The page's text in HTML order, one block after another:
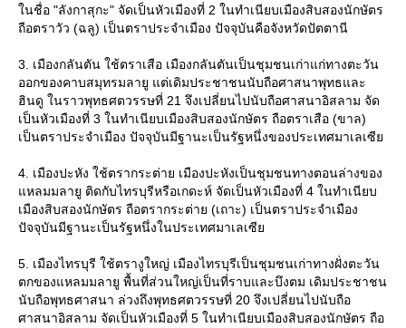
นชื่อ "ลังกาสุกะ" จัดเป็นหัวเมืองที่ 2 ในทำเนียบเมืองสิบสองนักษัตร
ถือตราวัว (ฉลู) เป็นตราประจำเมือง ปัจจุบันคือจังหวัดปัตตานี
3. เมืองกลันตัน ใช้ตราเสือ เมืองกลันตันเป็นชุมชนเก่าแก่ทางตะวัน
ออกของคาบสมุทรมลายู แต่เดิมประชาชนนับถือศาสนาพุทธและ
ฮินดู ในราวพุทธศตวรรษที่ 21 จึงเปลี่ยนไปนับถือศาสนาอิสลาม จัด
เป็นหัวเมืองที่ 3 ในทำเนียบเมืองสิบสองนักษัตร ถือตราเสือ (ขาล)
เป็นตราประจำเมือง ปัจจุบันมีฐานะเป็นรัฐหนึ่งของประเทศมาเลเซี
4. เมืองปะหัง ใช้ตรากระต่าย เมืองปะหังเป็นชุมชนทางตอนล่างของ
หลมมลายู ติดกับไทรบุรีหรือเกดะห์ จัดเป็นหัวเมืองที่ 4 ในทำเนียบ
เมืองสิบสองนักษัตร ถือตรากระต่าย (เถาะ) เป็นตราประจำเมือง
ปัจจุบันมีฐานะเป็นรัฐหนึ่งในประเทศมาเลเซี
5. เมืองไทรบุรี ใช้ตรางูใหญ่ เมืองไทรบุรีเป็นชุมชนเก่าทางฝั่งตะวัน
ตกของแหลมมลายู พื้นที่ส่วนใหญ่เป็นที่ราบและบึงตม เดิมประชาชน
นับถือพุทธศาสนา ล่วงถึงพุทธศตวรรษที่ 20 จึงเปลี่ยนไปนับถือ
ศาสนาอิสลาม จัดเป็นหัวเมืองที่ 5 ในทำเนียบเมืองสิบสองนักษัตร ถือ